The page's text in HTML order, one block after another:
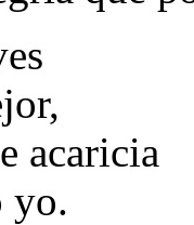
acaricia
yo.